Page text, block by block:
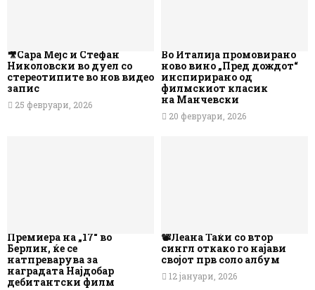
🎥Сара Мејс и Стефан
Николовски во дуел со
стереотипите во нов видео
запис
25 февруари, 2026
Во Италија промовирано
ново вино „Пред дождот“
инспирирано од
филмскиот класик
на Манчевски
20 февруари, 2026
Премиера на „17“ во
Берлин, ќе се
натпреварува за
наградата Најдобар
дебитантски филм
📽️Леана Таќи со втор
сингл откако го најави
својот прв соло албум
12 јануари, 2026